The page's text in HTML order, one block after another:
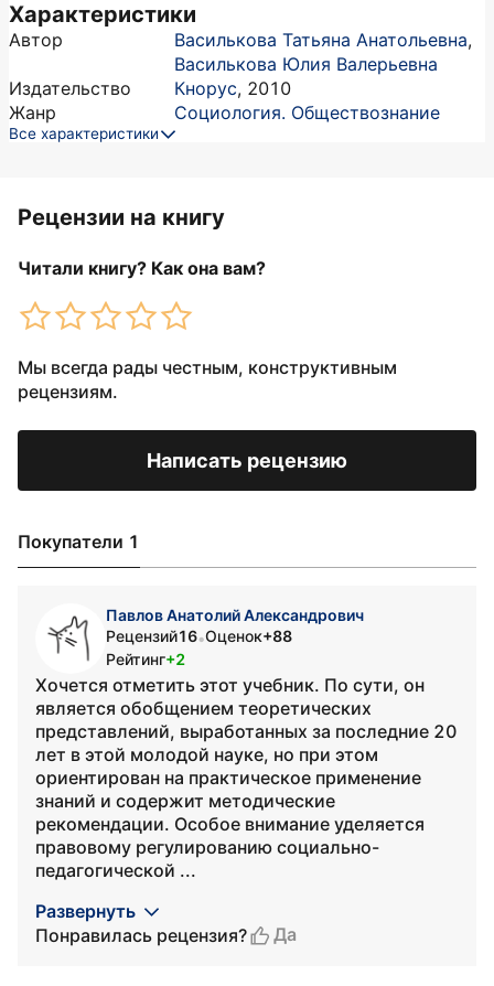
Характеристики
Автор Василькова Татьяна Анатольевна,
Василькова Юлия Валерьевна
Издательство
Кнорус, 2010
Жанр
Социология. Обществознание
Все характеристики
Рецензии на книгу
Читали книгу? Как она вам?
Мы всегда рады честным, конструктивным
рецензиям.
Написать рецензию
Покупатели 1
Павлов Анатолий Александрович
Рецензий16•Оценок+88
Рейтинг+2
Хочется отметить этот учебник. По сути, он
является обобщением теоретических
представлений, выработанных за последние 20
лет в этой молодой науке, но при этом
ориентирован на практическое применение
знаний и содержит методические
рекомендации. Особое внимание уделяется
правовому регулированию социально-
педагогической ...
Развернуть
Понравилась рецензия?
Да